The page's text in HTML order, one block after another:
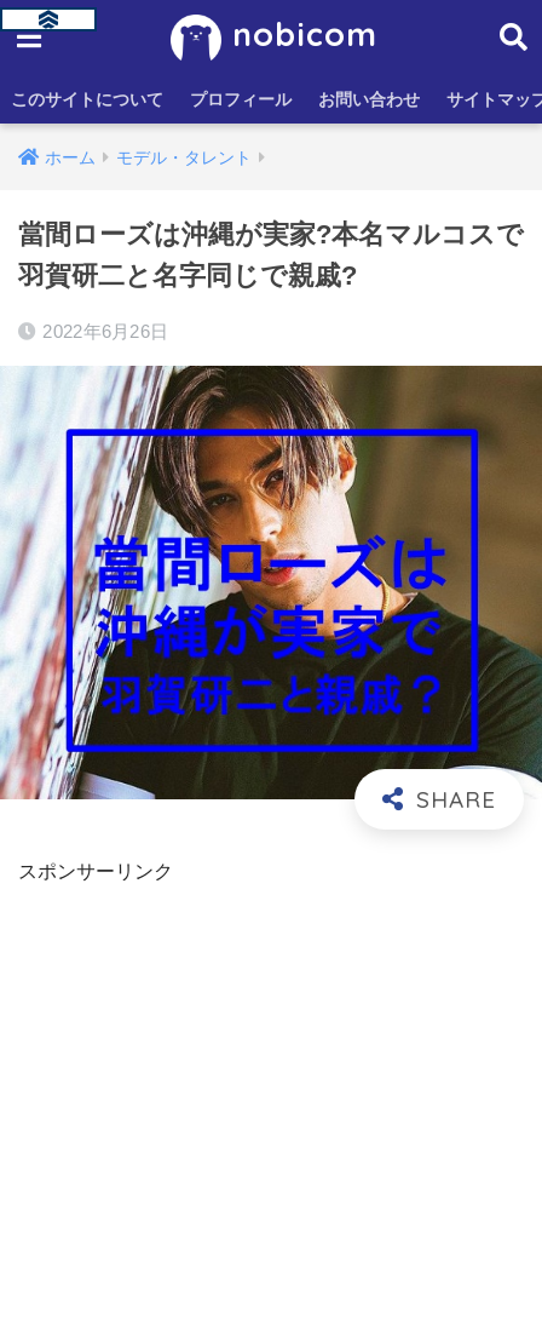
nobicom
このサイトについて プロフィール お問い合わせ サイトマッ
ホーム モデル・タレント
當間ローズは沖縄が実家?本名マルコスで
羽賀研二と名字同じで親戚?
2022年6月26日
スポンサーリンク